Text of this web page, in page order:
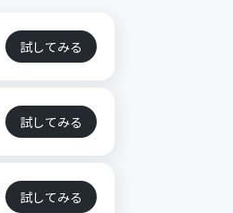
試してみる
試してみる
試してみる